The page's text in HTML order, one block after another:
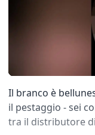
Il branco è
il pestaggio - sei
tra il distributore